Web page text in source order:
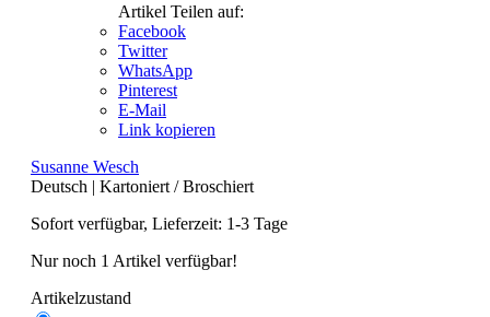
Artikel Teilen auf:
Facebook
Twitter
WhatsApp
Pinterest
E-Mail
Link kopieren
Susanne Wesch
Deutsch | Kartoniert / Broschiert
Sofort verfügbar, Lieferzeit: 1-3 Tage
Nur noch 1 Artikel verfügbar!
Artikelzustand